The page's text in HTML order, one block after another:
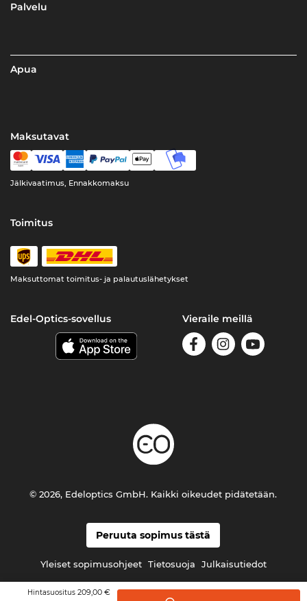
Hintasuositus 209,00 €
Palvelu
Apua
Maksutavat
Jälkivaatimus, Ennakkomaksu
Toimitus
Maksuttomat toimitus- ja palautuslähetykset
Edel-Optics-sovellus Vieraile meillä
Peruuta sopimus tästä
Yleiset sopimusohjeet Tietosuoja Julkaisutiedot
© 2026, Edeloptics GmbH. Kaikki oikeudet pidätetään.